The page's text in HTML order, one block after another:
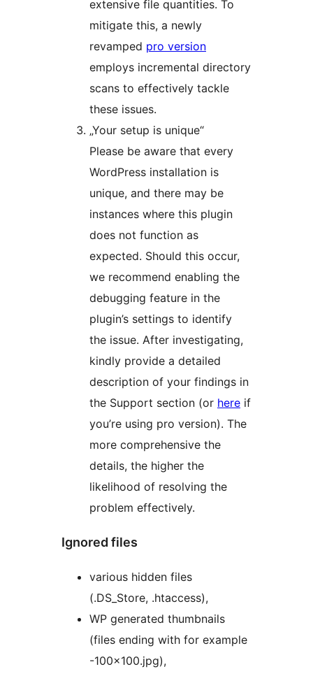
extensive file quantities. To
mitigate this, a newly
revamped pro version
employs incremental directory
scans to effectively tackle
these issues.
„Your setup is unique“
Please be aware that every
WordPress installation is
unique, and there may be
instances where this plugin
does not function as
expected. Should this occur,
we recommend enabling the
debugging feature in the
plugin’s settings to identify
the issue. After investigating,
kindly provide a detailed
description of your findings in
the Support section (or here if
you’re using pro version). The
more comprehensive the
details, the higher the
likelihood of resolving the
problem effectively.
Ignored files
various hidden files
(.DS_Store, .htaccess),
WP generated thumbnails
(files ending with for example
-100×100.jpg),